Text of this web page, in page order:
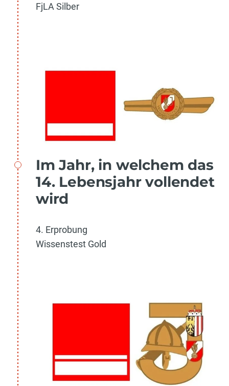
FjLA Silber
Im Jahr, in welchem das
14. Lebensjahr vollendet
wird
4. Erprobung
Wissenstest Gold